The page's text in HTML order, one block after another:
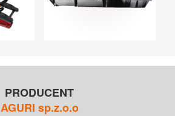
PRODUCENT
AGURI sp.z.o.o